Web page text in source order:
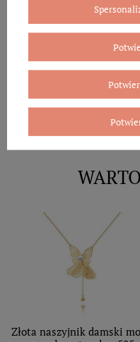
Złota naszyjnik damski